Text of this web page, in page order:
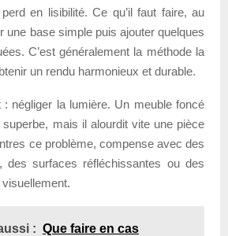
en lisibilité. Ce qu’il faut faire, au
une base simple puis ajouter quelques
C’est généralement la méthode la
un rendu harmonieux et durable.
: négliger la lumière. Un meuble foncé
mais il alourdit vite une pièce
ce problème, compense avec des
des surfaces réfléchissantes ou des
: Que faire en cas